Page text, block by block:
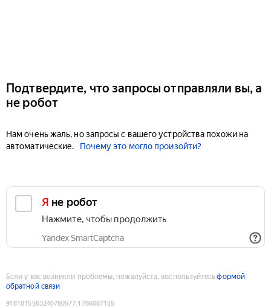
Подтвердите, что запросы отправляли вы, а
не робот
Нам очень жаль, но запросы с вашего устройства похожи на
автоматические.
Почему это могло произойти?
Я не робот
Нажмите, чтобы продолжить
Yandex SmartCaptcha
Если у вас возникли проблемы, пожалуйста, воспользуйтесьформой
обратной связи
9181815563240780577:1786087155